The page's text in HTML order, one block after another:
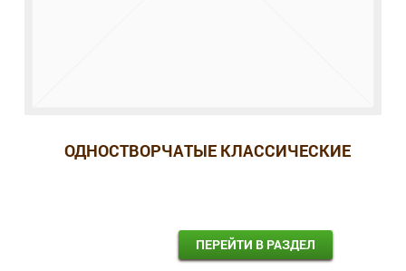
ОДНОСТВОРЧАТЫЕ КЛАССИЧЕСКИЕ
ПЕРЕЙТИ В РАЗДЕЛ